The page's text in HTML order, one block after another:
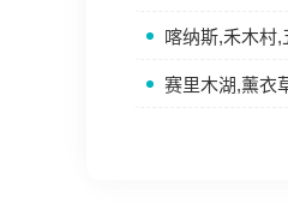
喀纳斯,禾木村
赛里木湖,薰衣